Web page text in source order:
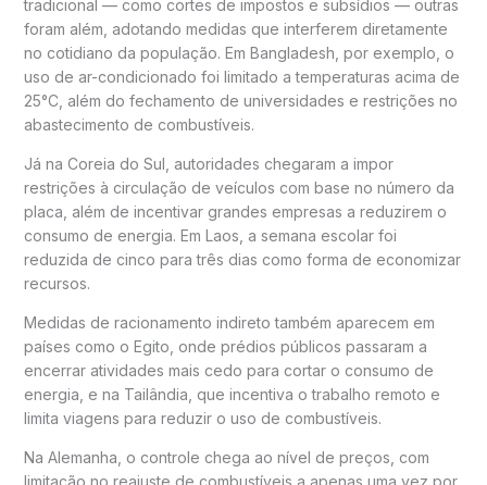
tradicional — como cortes de impostos e subsídios — outras
foram além, adotando medidas que interferem diretamente
no cotidiano da população. Em Bangladesh , por exemplo, o
uso de ar-condicionado foi limitado a temperaturas acima de
25°C, além do fechamento de universidades e restrições no
abastecimento de combustíveis.
Já na Coreia do Sul , autoridades chegaram a impor
restrições à circulação de veículos com base no número da
placa, além de incentivar grandes empresas a reduzirem o
consumo de energia. Em Laos , a semana escolar foi
reduzida de cinco para três dias como forma de economizar
recursos.
Medidas de racionamento indireto também aparecem em
países como o Egito , onde prédios públicos passaram a
encerrar atividades mais cedo para cortar o consumo de
energia, e na Tailândia , que incentiva o trabalho remoto e
limita viagens para reduzir o uso de combustíveis.
Na Alemanha , o controle chega ao nível de preços, com
limitação no reajuste de combustíveis a apenas uma vez por